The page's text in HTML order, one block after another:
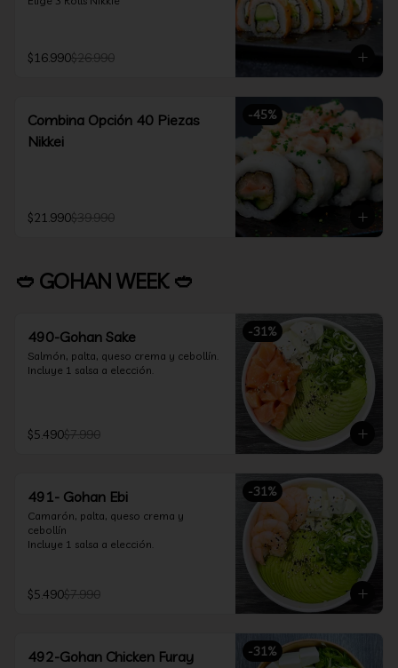
$16.990$26.990
-45%
Combina Opción 40 Piezas
Nikkei
$21.990$39.990
🥙 GOHAN WEEK 🥙
-31%
490-Gohan Sake
Salmón, palta, queso crema y cebollín.
Incluye 1 salsa a elección.
$5.490$7.990
-31%
491- Gohan Ebi
Camarón, palta, queso crema y
cebollín
Incluye 1 salsa a elección.
$5.490$7.990
-31%
492-Gohan Chicken Furay